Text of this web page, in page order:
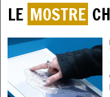
LE MOSTRE